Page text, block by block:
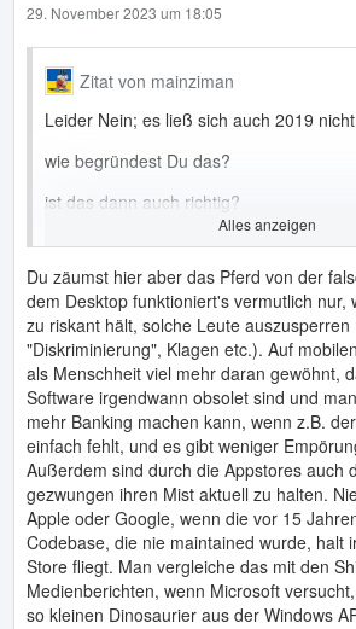
29. November 2023 um 18:05
Zitat von mainziman
Leider Nein; es ließ sich auch 2019
wie begründest Du das?
ist das dann auch richtig?
die Begründung ist diese: Android und
die Banking-App von vor der pushTAN-
Probleme darauf starten;
so komisch es klingt, auch wenn ich
verstehe, der aber falsch ist;
weil unter WinXP mit aktuellem Browser
irgendwelcher NODE.js od. sonst.
immer noch Banking betreiben;
und warum?
weil hier der Layer ein ganz anderer ist;
Du sogar die Hardware-Architektur - x86
die Banking-Site hat NULL Chance zu
Alles anzeigen
Du zäumst hier aber das Pferd von der
dem Desktop funktioniert's vermutlich nur,
zu riskant hält, solche Leute auszusperren
"Diskriminierung", Klagen etc.). Auf
als Menschheit viel mehr daran gewöhnt,
Software irgendwann obsolet sind und
mehr Banking machen kann, wenn z.B.
einfach fehlt, und es gibt weniger
Außerdem sind durch die Appstores auch
gezwungen ihren Mist aktuell zu halten.
Apple oder Google, wenn die vor 15
Codebase, die nie maintained wurde, halt
Store fliegt. Man vergleiche das mit den
Medienberichten, wenn Microsoft
so kleinen Dinosaurier aus der Windows